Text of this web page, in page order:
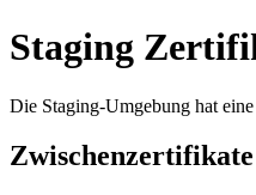
Staging
Die Staging-Umgebung hat